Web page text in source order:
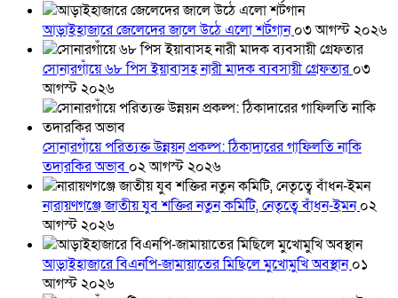
আড়াইহাজারে জেলেদের জালে উঠে এলো শর্টগান০৩ আগস্ট ২০২৬
সোনারগাঁয়ে ৬৮ পিস ইয়াবাসহ নারী মাদক ব্যবসায়ী গ্রেফতার০৩
আগস্ট ২০২৬
সোনারগাঁয়ে পরিত্যক্ত উন্নয়ন প্রকল্প: ঠিকাদারের গাফিলতি নাকি
তদারকির অভাব ০২ আগস্ট ২০২৬
নারায়ণগঞ্জে জাতীয় যুব শক্তির নতুন কমিটি, নেতৃত্বে বাঁধন-ইমন০২
আগস্ট ২০২৬
আড়াইহাজারে বিএনপি-জামায়াতের মিছিলে মুখোমুখি অবস্থান০১
আগস্ট ২০২৬